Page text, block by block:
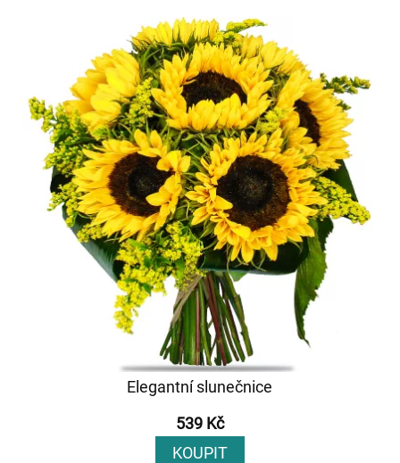
Elegantní slunečnice
539 Kč
KOUPIT